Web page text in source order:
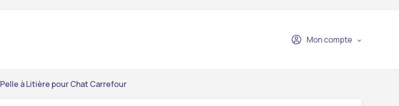
Mon compte
Pelle à Litière pour Chat Carrefour